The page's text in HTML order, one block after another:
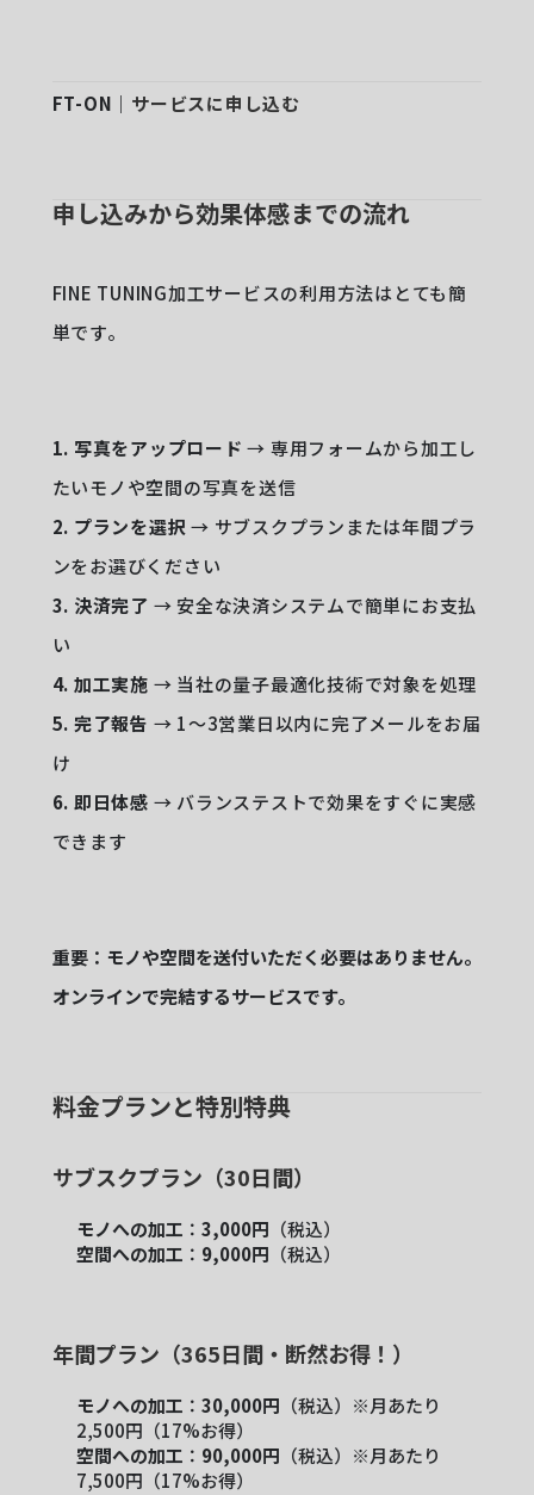
FT-ON｜ サービスに申し込む
申し込みから効果体感までの流れ
FINE TUNING加工サービスの利用方法はとても簡
単です。
1. 写真をアップロード → 専用フォームから加工し
たいモノや空間の写真を送信
2. プランを選択 → サブスクプランまたは年間プラ
ンをお選びください
3. 決済完了 → 安全な決済システムで簡単にお支払
い
4. 加工実施 → 当社の量子最適化技術で対象を処理
5. 完了報告 → 1〜3営業日以内に完了メールをお届
け
6. 即日体感 → バランステストで効果をすぐに実感
できます
重要：モノや空間を送付いただく必要はありません。
オンラインで完結するサービスです。
料金プランと特別特典
サブスクプラン（30日間）
モノへの加工 ： 3,000円 （税込）
空間への加工 ： 9,000円 （税込）
年間プラン（365日間・断然お得！）
モノへの加工 ： 30,000円 （税込）※月あたり
2,500円（17%お得）
空間への加工 ： 90,000円 （税込）※月あたり
7,500円（17%お得）